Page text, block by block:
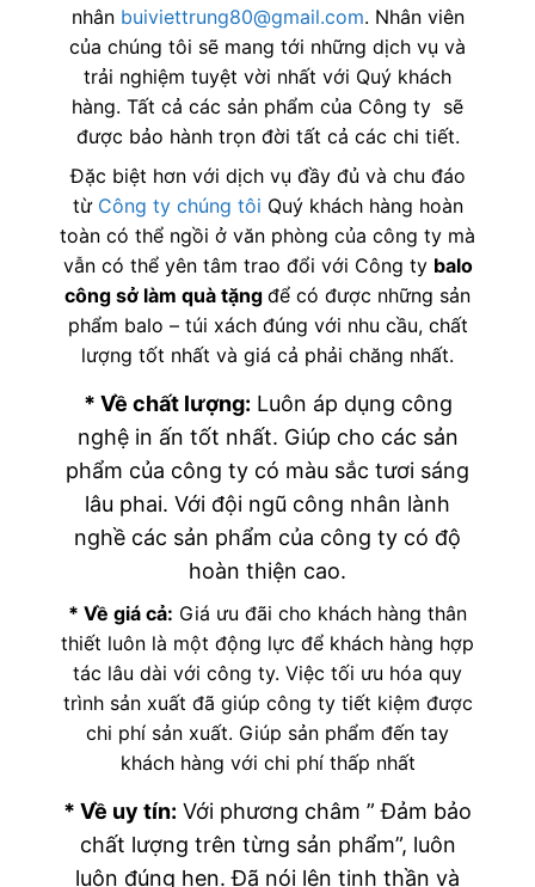
nhân buiviettrung80@gmail.com. Nhân viên
của chúng tôi sẽ mang tới những dịch vụ và
trải nghiệm tuyệt vời nhất với Quý khách
hàng. Tất cả các sản phẩm của Công ty sẽ
được bảo hành trọn đời tất cả các chi tiết.
Đặc biệt hơn với dịch vụ đầy đủ và chu đáo
từ Công ty chúng tôi Quý khách hàng hoàn
toàn có thể ngồi ở văn phòng của công ty mà
vẫn có thể yên tâm trao đổi với Công ty balo
công sở làm quà tặng để có được những sản
phẩm balo – túi xách đúng với nhu cầu, chất
lượng tốt nhất và giá cả phải chăng nhất.
* Về chất lượng: Luôn áp dụng công
nghệ in ấn tốt nhất. Giúp cho các sản
phẩm của công ty có màu sắc tươi sáng
lâu phai. Với đội ngũ công nhân lành
nghề các sản phẩm của công ty có độ
hoàn thiện cao.
* Về giá cả: Giá ưu đãi cho khách hàng thân
thiết luôn là một động lực để khách hàng hợp
tác lâu dài với công ty. Việc tối ưu hóa quy
trình sản xuất đã giúp công ty tiết kiệm được
chi phí sản xuất. Giúp sản phẩm đến tay
khách hàng với chi phí thấp nhất
* Về uy tín: Với phương châm ” Đảm bảo
chất lượng trên từng sản phẩm”, luôn
luôn đúng hẹn. Đã nói lên tinh thần và